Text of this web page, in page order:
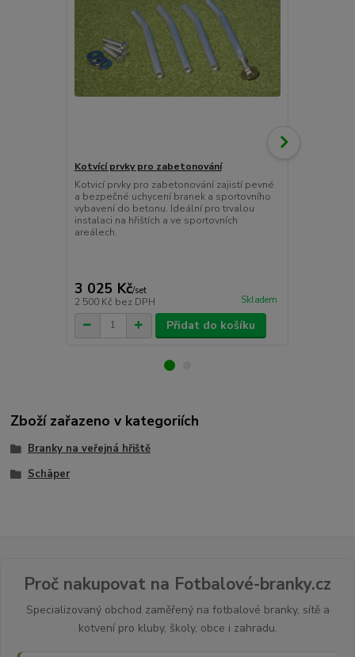
Kotvící prvky pro zabetonování
Kotvicí prvky pro zabetonování zajistí pevné
a bezpečné uchycení branek a sportovního
vybavení do betonu. Ideální pro trvalou
instalaci na hřištích a ve sportovních
areálech.
3 025 Kč/set
2 500 Kč bez DPH Skladem
Přidat do košíku
Zboží zařazeno v kategoriích
Branky na veřejná hřiště
Schäper
Proč nakupovat na Fotbalové-branky.cz
Specializovaný obchod zaměřený na fotbalové branky, sítě a
kotvení pro kluby, školy, obce i zahradu.